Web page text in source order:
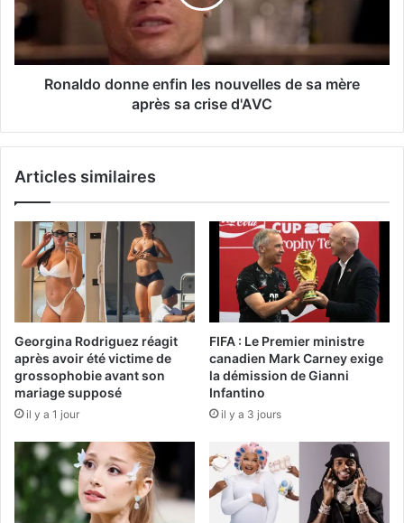
Ronaldo donne enfin les nouvelles de sa mère
après sa crise d'AVC
Articles similaires
Georgina Rodriguez réagit
après avoir été victime de
grossophobie avant son
mariage supposé
il y a 1 jour
FIFA : Le Premier ministre
canadien Mark Carney exige
la démission de Gianni
Infantino
il y a 3 jours